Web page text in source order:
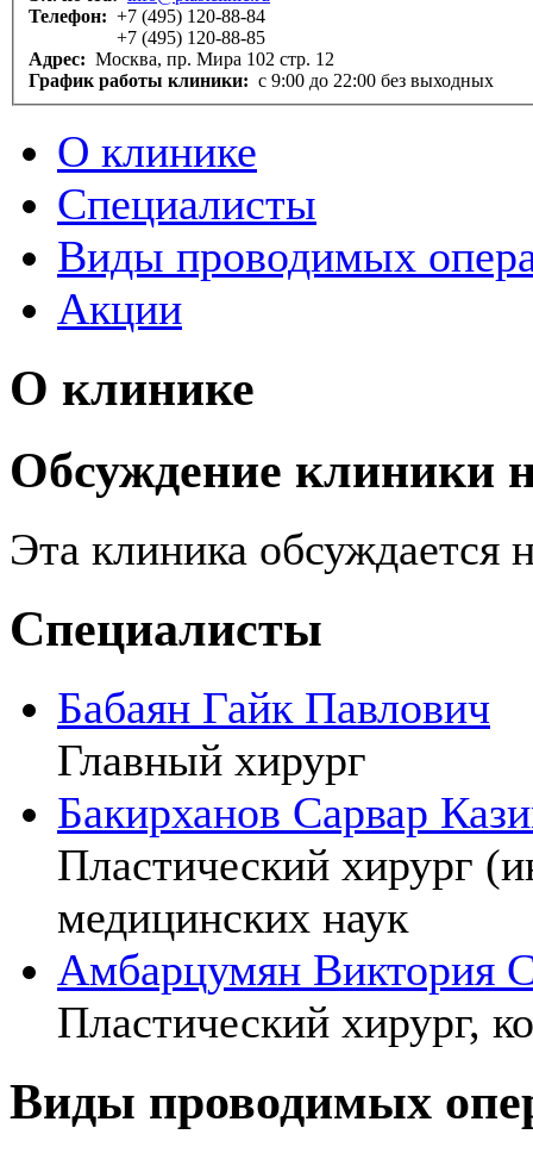
Телефон: +7 (495) 120-88-84
+7 (495) 120-88-85
Адрес: Москва, пр. Мира 102 стр. 12
График работы клиники: с 9:00 до 22:00 без выходных
О клинике
Специалисты
Виды проводимых
Акции
О клинике
Обсуждение клиники
Эта клиника обсуждается
Специалисты
Бабаян Гайк Павлович
Главный хирург
Бакирханов Сарвар
Пластический хирург
медицинских наук
Амбарцумян Виктория
Пластический хирург,
Виды проводимых